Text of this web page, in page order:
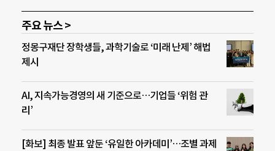
주요 뉴스 >
정몽구재단 장학생들, 과학기술로 ‘미래 난제’ 해법
제시
AI, 지속가능경영의 새 기준으로…기업들 ‘위험 관
리’
[화보] 최종 발표 앞둔 ‘유일한 아카데미’…조별 과제